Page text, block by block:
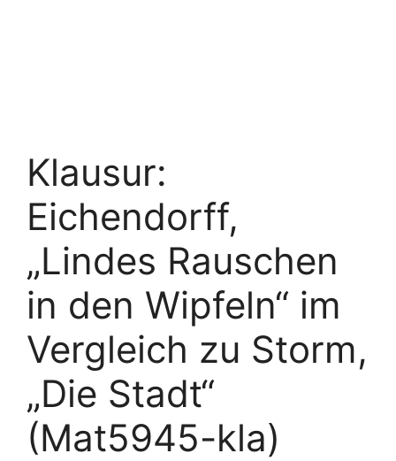
Klausur:
Eichendorff,
„Lindes Rauschen
in den Wipfeln“ im
Vergleich zu Storm,
„Die Stadt“
(Mat5945-kla)